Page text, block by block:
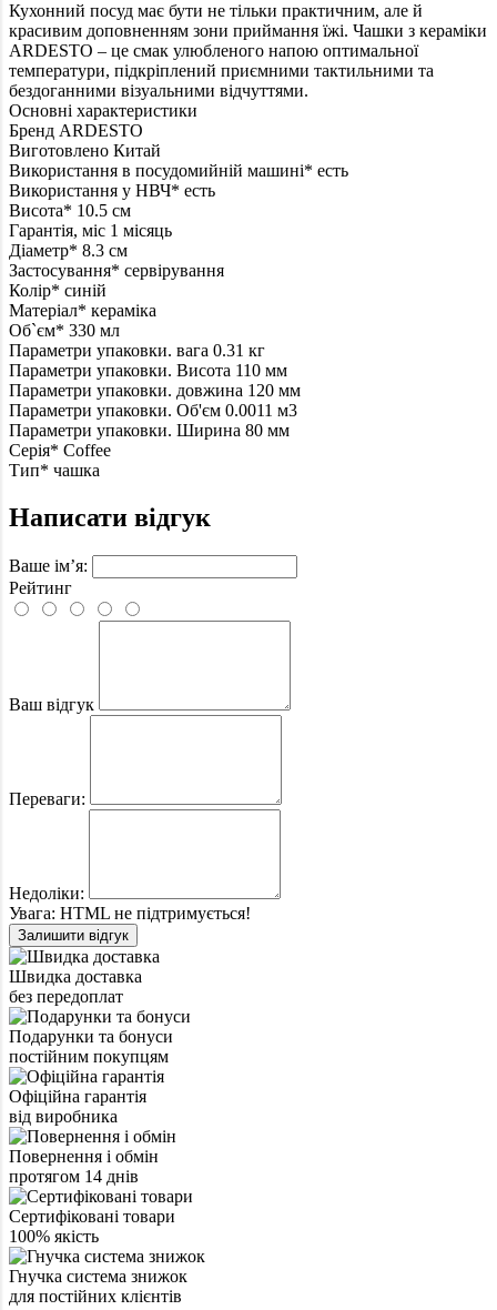
Кухонний посуд має бути не тільки практичним, але й
красивим доповненням зони приймання їжі. Чашки з кераміки
ARDESTO – це смак улюбленого напою оптимальної
температури, підкріплений приємними тактильними та
бездоганними візуальними відчуттями.
Основні характеристики
Бренд ARDESTO
Виготовлено Китай
Використання в посудомийній машині* есть
Використання у НВЧ* есть
Висота* 10.5 см
Гарантія, міс 1 місяць
Діаметр* 8.3 см
Застосування* сервірування
Колір* синій
Матеріал* кераміка
Об`єм* 330 мл
Параметри упаковки. вага 0.31 кг
Параметри упаковки. Висота 110 мм
Параметри упаковки. довжина 120 мм
Параметри упаковки. Об'єм 0.0011 м3
Параметри упаковки. Ширина 80 мм
Серія* Coffee
Тип* чашка
Написати відгук
Ваше ім’я:
Рейтинг
Ваш відгук
Переваги:
Недоліки:
Увага: HTML не підтримується!
Залишити відгук
Швидка доставка
без передоплат
Подарунки та бонуси
постійним покупцям
Офіційна гарантія
від виробника
Повернення і обмін
протягом 14 днів
Сертифіковані товари
100% якість
Гнучка система знижок
для постійних клієнтів